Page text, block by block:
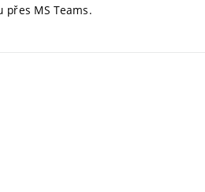
přes MS Teams.